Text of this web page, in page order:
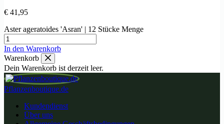
€ 41,95
Aster ageratoides 'Asran' | 12 Stücke Menge
In den Warenkorb
Warenkorb
Dein Warenkorb ist derzeit leer.
Pflanzenboutique.de
Kundendienst
Über uns